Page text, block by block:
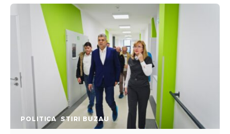
POLITICA STIRI BUZAU